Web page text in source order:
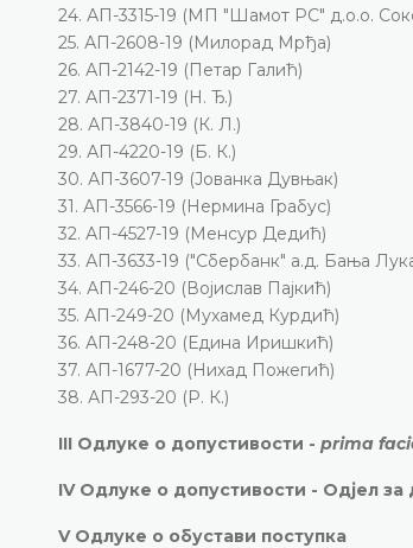
24. АП-3315-19 (МП "Шамот РС" д.о.о.
25. АП-2608-19 (Милорад Мрђа)
26. АП-2142-19 (Петар Галић)
27. АП-2371-19 (Н. Ђ.)
28. АП-3840-19 (К. Л.)
29. АП-4220-19 (Б. К.)
30. АП-3607-19 (Јованка Дувњак)
31. АП-3566-19 (Нермина Грабус)
32. АП-4527-19 (Менсур Дедић)
33. АП-3633-19 ("Сбербанк" а.д. Бања
34. АП-246-20 (Војислав Пајкић)
35. АП-249-20 (Мухамед Курдић)
36. АП-248-20 (Едина Иришкић)
37. АП-1677-20 (Нихад Пожегић)
38. АП-293-20 (Р. К.)
III Одлуке о допустивости - prima
IV Одлуке о допустивости - Одјел за
V Одлуке о обустави поступка